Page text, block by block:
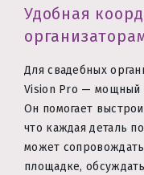
Удобная
Для свадебных
Vision Pro — мощный
Он помогает
что каждая деталь
может
площадке,